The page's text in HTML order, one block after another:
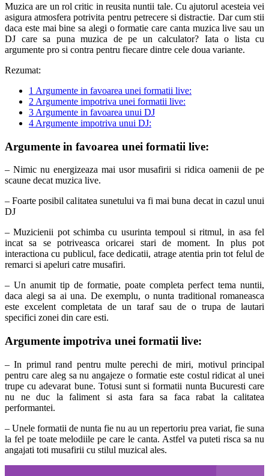
Muzica are un rol critic in reusita nuntii tale. Cu ajutorul acesteia vei
asigura atmosfera potrivita pentru petrecere si distractie. Dar cum stii
daca este mai bine sa alegi o formatie care canta muzica live sau un
DJ care sa puna muzica de pe un calculator? Iata o lista cu
argumente pro si contra pentru fiecare dintre cele doua variante.
Rezumat:
1 Argumente in favoarea unei formatii live:
2 Argumente impotriva unei formatii live:
3 Argumente in favoarea unui DJ
4 Argumente impotriva unui DJ:
Argumente in favoarea unei formatii live:
– Nimic nu energizeaza mai usor musafirii si ridica oamenii de pe
scaune decat muzica live.
– Foarte posibil calitatea sunetului va fi mai buna decat in cazul unui
DJ
– Muzicienii pot schimba cu usurinta tempoul si ritmul, in asa fel
incat sa se potriveasca oricarei stari de moment. In plus pot
interactiona cu publicul, face dedicatii, atrage atentia prin tot felul de
remarci si apeluri catre musafiri.
– Un anumit tip de formatie, poate completa perfect tema nuntii,
daca alegi sa ai una. De exemplu, o nunta traditional romaneasca
este excelent completata de un taraf sau de o trupa de lautari
specifici zonei din care esti.
Argumente impotriva unei formatii live:
– In primul rand pentru multe perechi de miri, motivul principal
pentru care aleg sa nu angajeze o formatie este costul ridicat al unei
trupe cu adevarat bune. Totusi sunt si formatii nunta Bucuresti care
nu ne duc la faliment si asta fara sa faca rabat la calitatea
performantei.
– Unele formatii de nunta fie nu au un repertoriu prea variat, fie suna
la fel pe toate melodiile pe care le canta. Astfel va puteti risca sa nu
angajati toti musafirii cu stilul muzical ales.